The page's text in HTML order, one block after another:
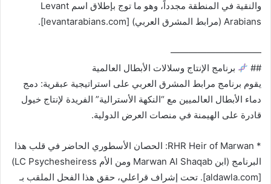
والنقية في المنطقة مجدداً، وهو ما توج بإطلاق اسم Levant
Arabians (مرابط المشرق العربي) [levantarabians.com].
——————————
##
برنامج الإنتاج وسلالات الأبطال العالمية
يقوم برنامج مرابط المشرق العربي على استراتيجية عبقرية: دمج
دماء الأبطال العالميين مع “النكهة الأسترالية” الفريدة لإنتاج خيول
قادرة على الهيمنة في منصات العرض الدولية.
* RHR Heir of Marwan: الحصان الأسطوري الحاضر في قلب هذا
البرنامج (ابن Marwan Al Shaqab ومن الأم LC Psychesheiress)
[aldawla.com]. تحت إشراف قراعلي، حقق هذا الفحل الملقب بـ